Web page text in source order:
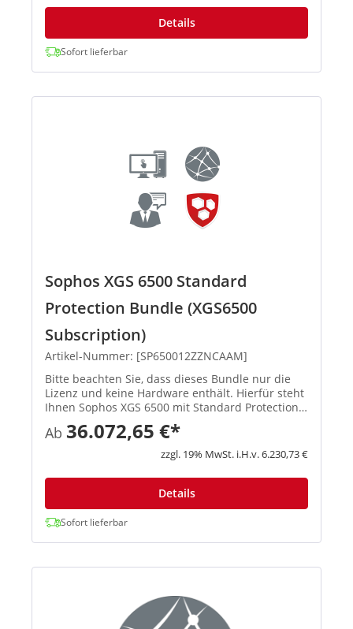
Details
Sofort lieferbar
Sophos XGS 6500 Standard
Protection Bundle (XGS6500
Subscription)
Artikel-Nummer: [SP650012ZZNCAAM]
Bitte beachten Sie, dass dieses Bundle nur die
Lizenz und keine Hardware enthält. Hierfür steht
Ihnen Sophos XGS 6500 mit Standard Protection
zur Verfügung. In Standard Protection Bundle
enthalten Network...
Ab 36.072,65 €*
zzgl. 19% MwSt. i.H.v. 6.230,73 €
Details
Sofort lieferbar